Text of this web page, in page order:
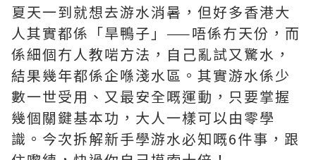
夏天一到就想去游水消暑，但好多香港大
人其實都係「旱鴨子」——唔係冇天份，而
係細個冇人教啱方法，自己亂試又驚水，
結果幾年都係企喺淺水區。其實游水係少
數一世受用、又最安全嘅運動，只要掌握
幾個關鍵基本功，大人一樣可以由零學
識。今次拆解新手學游水必知嘅6件事，跟